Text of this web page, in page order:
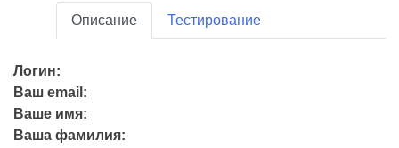
Описание Тестирование
Логин:
Ваш email:
Ваше имя:
Ваша фамилия: